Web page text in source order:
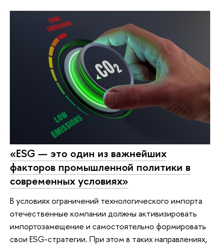
«ESG — это один из важнейших
факторов промышленной политики в
современных условиях»
В условиях ограничений технологического импорта
отечественные компании должны активизировать
импортозамещение и самостоятельно формировать
свои ESG-стратегии. При этом в таких направлениях,